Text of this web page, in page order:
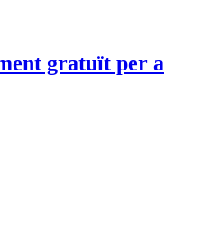
gratuït per a